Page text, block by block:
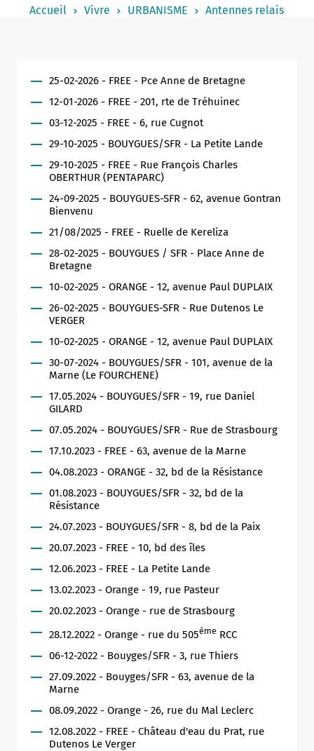
Notaire
Accueil Vivre URBANISME Antennes relais
25-02-2026 - FREE - Pce Anne de Bretagne
12-01-2026 - FREE - 201, rte de Tréhuinec
03-12-2025 - FREE - 6, rue Cugnot
29-10-2025 - BOUYGUES/SFR - La Petite Lande
29-10-2025 - FREE - Rue François Charles
OBERTHUR (PENTAPARC)
24-09-2025 - BOUYGUES-SFR - 62, avenue Gontran
Bienvenu
21/08/2025 - FREE - Ruelle de Kereliza
28-02-2025 - BOUYGUES / SFR - Place Anne de
Bretagne
10-02-2025 - ORANGE - 12, avenue Paul DUPLAIX
26-02-2025 - BOUYGUES-SFR - Rue Dutenos Le
VERGER
10-02-2025 - ORANGE - 12, avenue Paul DUPLAIX
30-07-2024 - BOUYGUES/SFR - 101, avenue de la
Marne (Le FOURCHENE)
17.05.2024 - BOUYGUES/SFR - 19, rue Daniel
GILARD
07.05.2024 - BOUYGUES/SFR - Rue de Strasbourg
17.10.2023 - FREE - 63, avenue de la Marne
04.08.2023 - ORANGE - 32, bd de la Résistance
01.08.2023 - BOUYGUES/SFR - 32, bd de la
Résistance
24.07.2023 - BOUYGUES/SFR - 8, bd de la Paix
20.07.2023 - FREE - 10, bd des îles
12.06.2023 - FREE - La Petite Lande
13.02.2023 - Orange - 19, rue Pasteur
20.02.2023 - Orange - rue de Strasbourg
28.12.2022 - Orange - rue du 505ème RCC
06-12-2022 - Bouyges/SFR - 3, rue Thiers
27.09.2022 - Bouyges/SFR - 63, avenue de la
Marne
08.09.2022 - Orange - 26, rue du Mal Leclerc
12.08.2022 - FREE - Château d'eau du Prat, rue
Dutenos Le Verger